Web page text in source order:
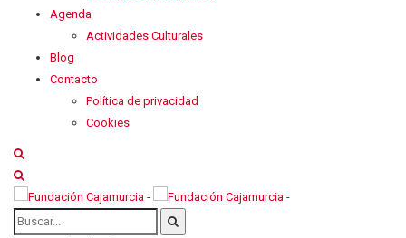
Agenda
Actividades Culturales
Blog
Contacto
Política de privacidad
Cookies